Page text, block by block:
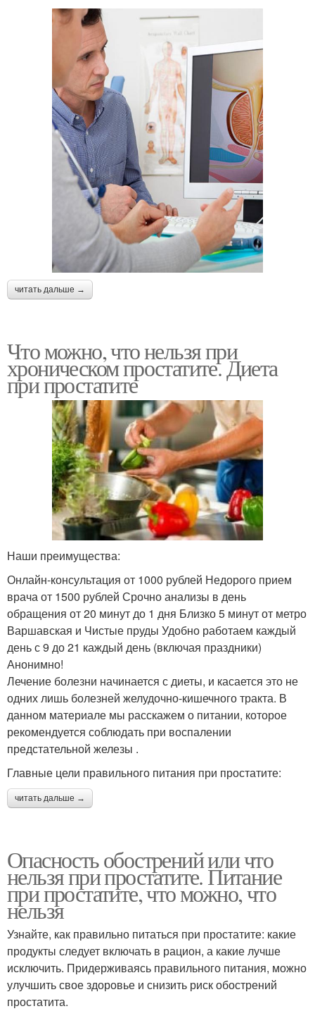
читать дальше →
Что можно, что нельзя при
хроническом простатите. Диета
при простатите
Наши преимущества:
Онлайн-консультация от 1000 рублей Недорого прием
врача от 1500 рублей Срочно анализы в день
обращения от 20 минут до 1 дня Близко 5 минут от метро
Варшавская и Чистые пруды Удобно работаем каждый
день с 9 до 21 каждый день (включая праздники)
Анонимно!
Лечение болезни начинается с диеты, и касается это не
одних лишь болезней желудочно-кишечного тракта. В
данном материале мы расскажем о питании, которое
рекомендуется соблюдать при воспалении
предстательной железы .
Главные цели правильного питания при простатите:
читать дальше →
Опасность обострений или что
нельзя при простатите. Питание
при простатите, что можно, что
нельзя
Узнайте, как правильно питаться при простатите: какие
продукты следует включать в рацион, а какие лучше
исключить. Придерживаясь правильного питания, можно
улучшить свое здоровье и снизить риск обострений
простатита.